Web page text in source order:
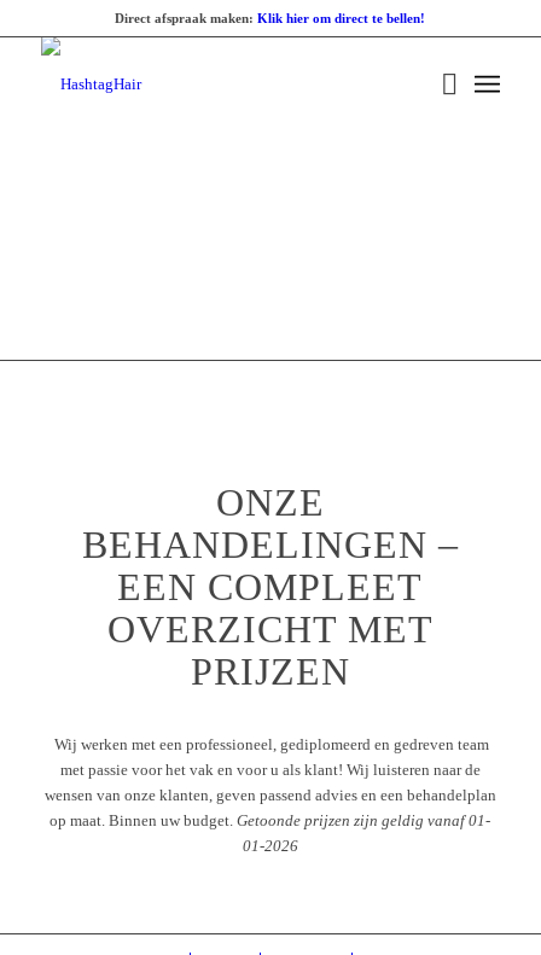
Direct afspraak maken:Klik hier om direct te bellen!
ONZE
BEHANDELINGEN –
EEN COMPLEET
OVERZICHT MET
PRIJZEN
Wij werken met een professioneel, gediplomeerd en gedreven team
met passie voor het vak en voor u als klant! Wij luisteren naar de
wensen van onze klanten, geven passend advies en een behandelplan
op maat. Binnen uw budget.Getoonde prijzen zijn geldig vanaf 01-
01-2026